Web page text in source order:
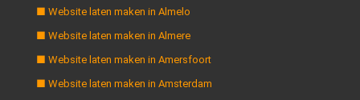
■ Website laten maken in Almelo
■ Website laten maken in Almere
■ Website laten maken in Amersfoort
■ Website laten maken in Amsterdam